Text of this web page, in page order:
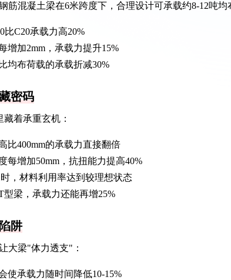
筋混凝土梁在6米跨度下，合理设计可承载约8-12吨均
比C20承载力高20%
增加2mm，承载力提升15%
均布荷载的承载折减30%
密码
藏着承重玄机：
比400mm的承载力直接翻倍
每增加50mm，抗扭能力提高40%
时，材料利用率达到较理想状态
型梁，承载力还能再增25%
阱
大梁"体力透支"：
使承载力随时间降低10-15%